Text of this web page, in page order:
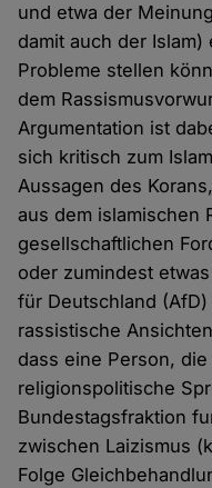
und etwa der
damit auch der
Probleme stellen
dem
Argumentation ist
sich kritisch zum
Aussagen des
aus dem islamischen
gesellschaftlichen
oder zumindest
für Deutschland
rassistische
dass eine Person,
religionspolitische
Bundestagsfraktion
zwischen Laizismus
Folge